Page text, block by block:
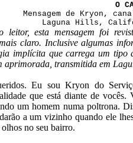
O
Mensagem de Kryon,
Laguna Hills,
leitor, esta mensagem foi
claro. Inclusive algumas
implícita que carrega um tipo
aprimorada, transmitida em
Eu sou Kryon do
que está diante de vocês.
um homem numa poltrona.
a um vizinho quando ele
no seu bairro.